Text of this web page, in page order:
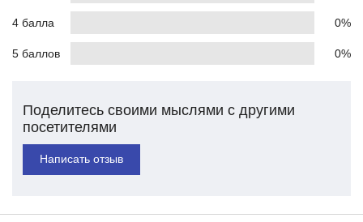
4 балла 0%
5 баллов 0%
Поделитесь своими мыслями с другими
посетителями
Написать отзыв